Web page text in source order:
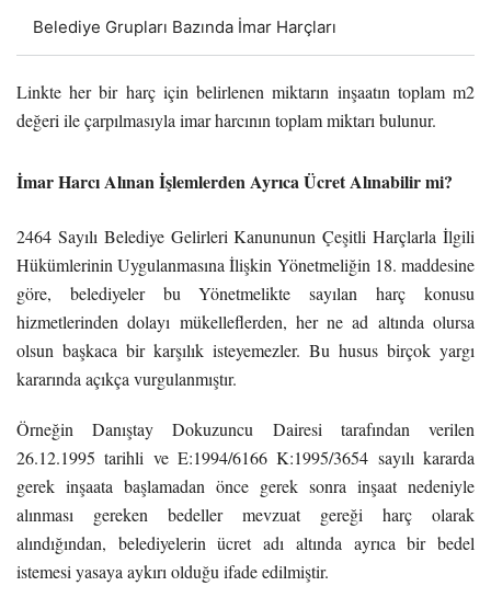
Belediye Grupları Bazında İmar Harçları
Linkte her bir harç için belirlenen miktarın inşaatın toplam m2
değeri ile çarpılmasıyla imar harcının toplam miktarı bulunur.
İmar Harcı Alınan İşlemlerden Ayrıca Ücret Alınabilir mi?
2464 Sayılı Belediye Gelirleri Kanununun Çeşitli Harçlarla İlgili
Hükümlerinin Uygulanmasına İlişkin Yönetmeliğin 18. maddesine
göre, belediyeler bu Yönetmelikte sayılan harç konusu
hizmetlerinden dolayı mükelleflerden, her ne ad altında olursa
olsun başkaca bir karşılık isteyemezler. Bu husus birçok yargı
kararında açıkça vurgulanmıştır.
Örneğin Danıştay Dokuzuncu Dairesi tarafından verilen
26.12.1995 tarihli ve E:1994/6166 K:1995/3654 sayılı kararda
gerek inşaata başlamadan önce gerek sonra inşaat nedeniyle
alınması gereken bedeller mevzuat gereği harç olarak
alındığından, belediyelerin ücret adı altında ayrıca bir bedel
istemesi yasaya aykırı olduğu ifade edilmiştir.